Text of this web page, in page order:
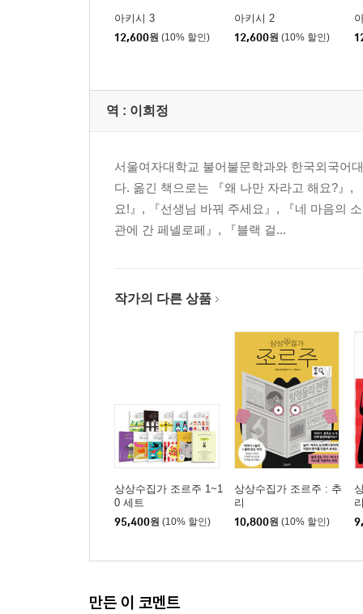
아키시 3
12,600원 (10% 할인)
아키시 2
12,600원 (10% 할인)
역 : 이희정
서울여자대학교 불어불문학과와 한국외국어
다. 옮긴 책으로는 『왜 나만 자라고 해요?』,
요!』, 『선생님 바꿔 주세요』, 『네 마음의
관에 간 페넬로페』, 『블랙 걸...
작가의 다른 상품
상상수집가 조르주 1~1
0 세트
95,400원 (10% 할인)
상상수집가 조르주 : 추
리
10,800원 (10% 할인)
만든 이 코멘트